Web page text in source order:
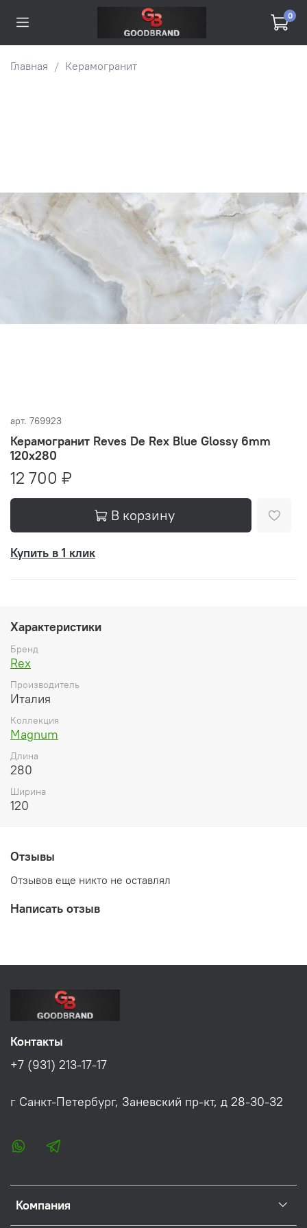
0
Главная Керамогранит
арт. 769923
Керамогранит Reves De Rex Blue Glossy 6mm
120x280
12 700 ₽
В корзину
Купить в 1 клик
Характеристики
Бренд
Rex
Производитель
Италия
Коллекция
Magnum
Длина
280
Ширина
120
Отзывы
Отзывов еще никто не оставлял
Написать отзыв
Компания
Контакты
+7 (931) 213-17-17
г Санкт-Петербург, Заневский пр-кт, д 28-30-32